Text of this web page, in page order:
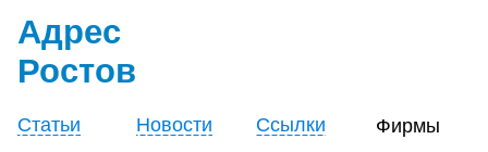
Адрес
Ростов
Статьи Новости Ссылки Фирмы